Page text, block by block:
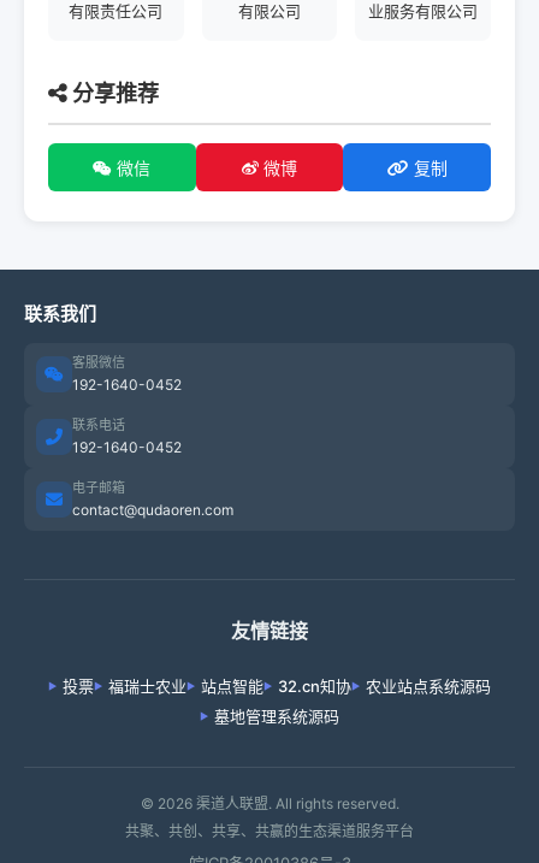
有限责任公司
有限公司
业服务有限公司
分享推荐
微信 微博 复制
联系我们
客服微信
192-1640-0452
联系电话
192-1640-0452
电子邮箱
contact@qudaoren.com
友情链接
投票 福瑞士农业 站点智能 32.cn知协
农业站点系统源码
墓地管理系统源码
© 2026 渠道人联盟. All rights reserved.
共聚、共创、共享、共赢的生态渠道服务平台